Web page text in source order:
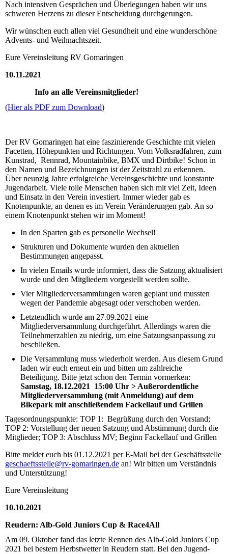
Nach intensiven Gesprächen und Überlegungen haben wir uns
schweren Herzens zu dieser Entscheidung durchgerungen.
Wir wünschen euch allen viel Gesundheit und eine wunderschöne
Advents- und Weihnachtszeit.
Eure Vereinsleitung RV Gomaringen
10.11.2021
Info an alle Vereinsmitglieder!
(Hier als PDF zum Download)
Der RV Gomaringen hat eine faszinierende Geschichte mit vielen
Facetten, Höhepunkten und Richtungen. Vom Volksradfahren, zum
Kunstrad, Rennrad, Mountainbike, BMX und Dirtbike! Schon in
den Namen und Bezeichnungen ist der Zeitstrahl zu erkennen.
Über neunzig Jahre erfolgreiche Vereinsgeschichte und konstante
Jugendarbeit. Viele tolle Menschen haben sich mit viel Zeit, Ideen
und Einsatz in den Verein investiert. Immer wieder gab es
Knotenpunkte, an denen es im Verein Veränderungen gab. An so
einem Knotenpunkt stehen wir im Moment!
In den Sparten gab es personelle Wechsel!
Strukturen und Dokumente wurden den aktuellen
Bestimmungen angepasst.
In vielen Emails wurde informiert, dass die Satzung aktualisiert
wurde und den Mitgliedern vorgestellt werden sollte.
Vier Mitgliederversammlungen waren geplant und mussten
wegen der Pandemie abgesagt oder verschoben werden.
Letztendlich wurde am 27.09.2021 eine
Mitgliederversammlung durchgeführt. Allerdings waren die
Teilnehmerzahlen zu niedrig, um eine Satzungsanpassung zu
beschließen.
Die Versammlung muss wiederholt werden. Aus diesem Grund
laden wir euch erneut ein und bitten um zahlreiche
Beteiligung. Bitte jetzt schon den Termin vormerken:
Samstag, 18.12.2021 15:00 Uhr > Außerordentliche
Mitgliederversammlung (mit Anmeldung) auf dem
Bikepark mit anschließendem Fackellauf und Grillen
Tagesordnungspunkte: TOP 1: Begrüßung durch den Vorstand;
TOP 2: Vorstellung der neuen Satzung und Abstimmung durch die
Mitglieder; TOP 3: Abschluss MV; Beginn Fackellauf und Grillen
Bitte meldet euch bis 01.12.2021 per E-Mail bei der Geschäftsstelle
geschaeftsstelle@rv-gomaringen.de an! Wir bitten um Verständnis
und Unterstützung!
Eure Vereinsleitung
10.10.2021
Reudern: Alb-Gold Juniors Cup & Race4All
Am 09. Oktober fand das letzte Rennen des Alb-Gold Juniors Cup
2021 bei bestem Herbstwetter in Reudern statt. Bei den Jugend-